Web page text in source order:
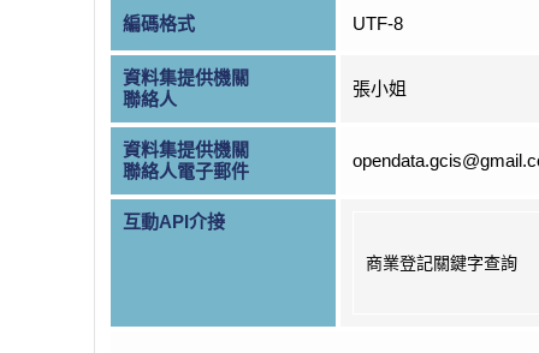
編碼格式 UTF-8
資料集提供機關
聯絡人
張小姐
資料集提供機關
聯絡人電子郵件
互動API介接
商業登記關鍵字查詢